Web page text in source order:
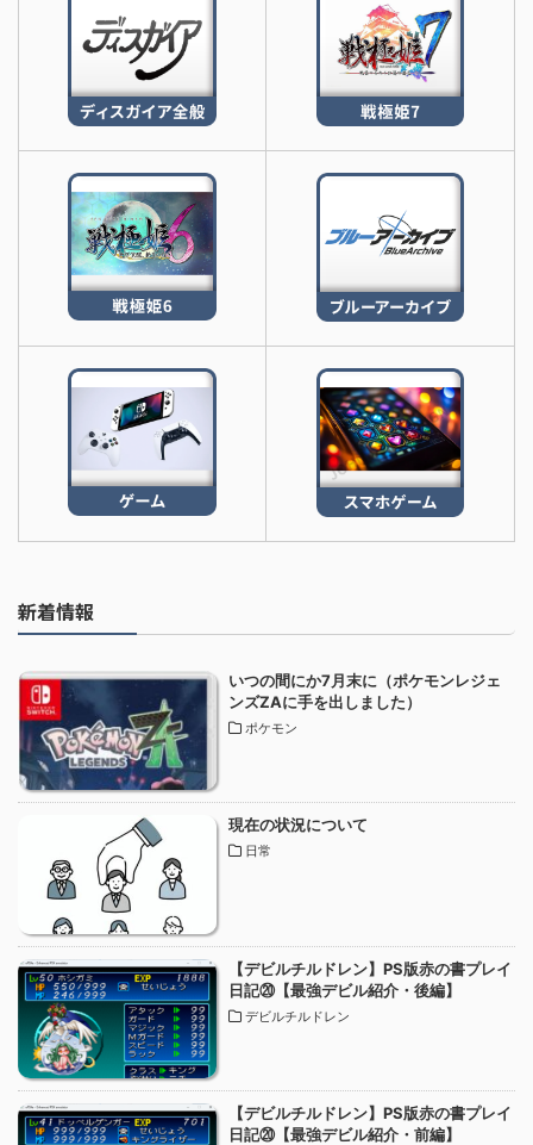
新着情報
いつの間にか7月末に（ポケモンレジェ
ンズZAに手を出しました）
ポケモン
現在の状況について
日常
【デビルチルドレン】PS版赤の書プレイ
日記⑳【最強デビル紹介・後編】
デビルチルドレン
【デビルチルドレン】PS版赤の書プレイ
日記⑳【最強デビル紹介・前編】